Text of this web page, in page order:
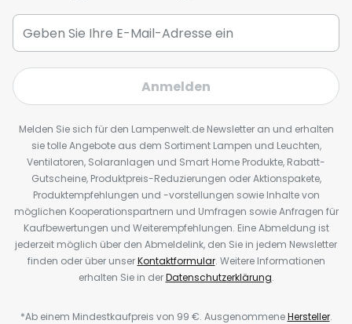
Anmelden
Melden Sie sich für den Lampenwelt.de Newsletter an und erhalten
sie tolle Angebote aus dem Sortiment Lampen und Leuchten,
Ventilatoren, Solaranlagen und Smart Home Produkte, Rabatt-
Gutscheine, Produktpreis-Reduzierungen oder Aktionspakete,
Produktempfehlungen und -vorstellungen sowie Inhalte von
möglichen Kooperationspartnern und Umfragen sowie Anfragen für
Kaufbewertungen und Weiterempfehlungen. Eine Abmeldung ist
jederzeit möglich über den Abmeldelink, den Sie in jedem Newsletter
finden oder über unserKontaktformular. Weitere Informationen
erhalten Sie in derDatenschutzerklärung.
*Ab einem Mindestkaufpreis von 99 €. AusgenommeneHersteller.